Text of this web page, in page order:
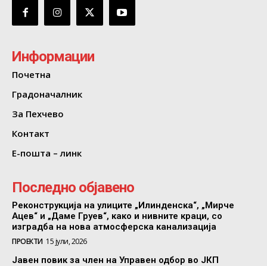
Информации
Почетна
Градоначалник
За Пехчево
Контакт
Е-пошта – линк
Последно објавено
Реконструкција на улиците „Илинденска“, „Мирче
Ацев“ и „Даме Груев“, како и нивните краци, со
изградба на нова атмосферска канализација
ПРОЕКТИ 15 јули, 2026
Јавен повик за член на Управен одбор во ЈКП